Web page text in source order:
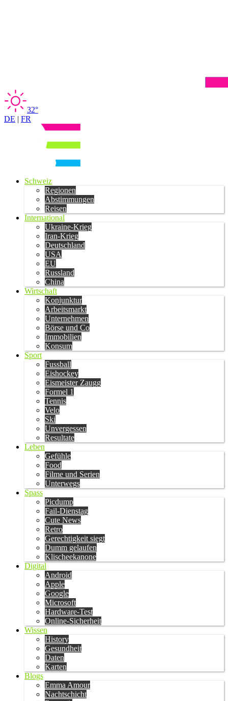
32°
DE | FR
Schweiz
Regionen
Abstimmungen
Reisen
International
Ukraine-Krieg
Iran-Krieg
Deutschland
USA
EU
Russland
China
Wirtschaft
Konjunktur
Arbeitsmarkt
Unternehmen
Börse und Co
Immobilien
Konsum
Sport
Fussball
Eishockey
Eismeister Zaugg
Formel 1
Tennis
Velo
Ski
Unvergessen
Resultate
Leben
Gefühle
Food
Filme und Serien
Unterwegs
Spass
Picdump
Fail-Dienstag
Cute News
Retro
Gerechtigkeit siegt
Dumm gelaufen
Klischeekanone
Digital
Android
Apple
Google
Microsoft
Hardware-Test
Online-Sicherheit
Wissen
History
Gesundheit
Daten
Karten
Blogs
Emma Amour
Nachtschicht